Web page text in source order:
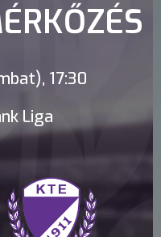
17:30
Liga